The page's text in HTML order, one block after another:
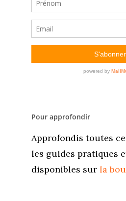
Pour approfondir
Approfondis toutes
les guides pratiques
disponibles sur la